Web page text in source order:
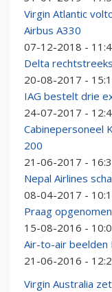
Virgin Atlantic
Airbus A330
07-12-2018 -
Delta
20-08-2017 -
IAG bestelt drie
24-07-2017 -
Cabinepersoneel
200
21-06-2017 -
Nepal Airlines
08-04-2017 -
Praag
15-08-2016 -
Air-to-air beelden
21-06-2016 -
Virgin Australia